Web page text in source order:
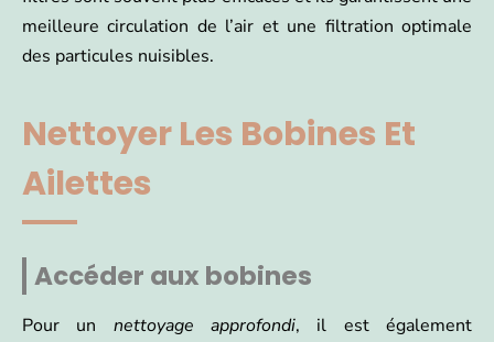
meilleure circulation de l’air et une filtration optimale
des particules nuisibles.
Nettoyer Les Bobines Et
Ailettes
Accéder aux bobines
Pour un nettoyage approfondi, il est également